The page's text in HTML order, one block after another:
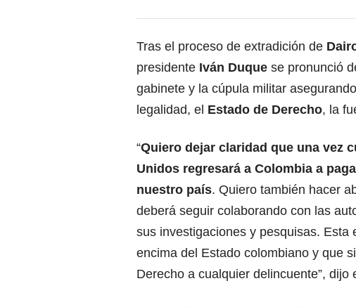
Tras el proceso de extradición de
presidente Iván Duque se pronunció
gabinete y la cúpula militar
legalidad, el Estado de Derecho, la
“Quiero dejar claridad que una vez
Unidos regresará a Colombia a
nuestro país. Quiero también hacer
deberá seguir colaborando con las
sus investigaciones y pesquisas.
encima del Estado colombiano y que
Derecho a cualquier delincuente”, dijo